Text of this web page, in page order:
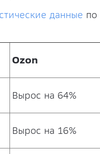
данные по
Ozon
Вырос на 64%
Вырос на 16%